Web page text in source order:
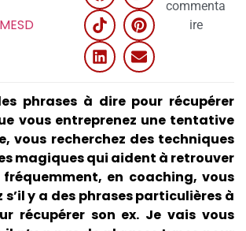
commenta
ire
phrases à dire pour récupérer
vous entreprenez une tentative
vous recherchez des techniques
magiques qui aident à retrouver
fréquemment, en coaching, vous
y a des phrases particulières à
récupérer son ex. Je vais vous